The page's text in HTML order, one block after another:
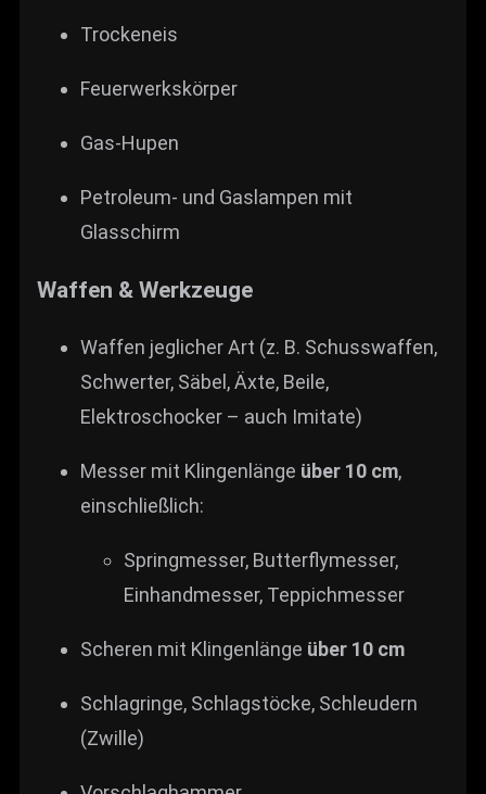
Trocken­eis
Feuerwerkskörper
Gas-Hupen
Petroleum- und Gaslampen mit
Glasschirm
Waffen & Werkzeuge
Waffen jeglicher Art (z. B. Schusswaffen,
Schwerter, Säbel, Äxte, Beile,
Elektroschocker – auch Imitate)
Messer mit Klingenlänge über 10 cm,
einschließlich:
Springmesser, Butterflymesser,
Einhandmesser, Teppichmesser
Scheren mit Klingenlänge über 10 cm
Schlagringe, Schlagstöcke, Schleudern
(Zwille)